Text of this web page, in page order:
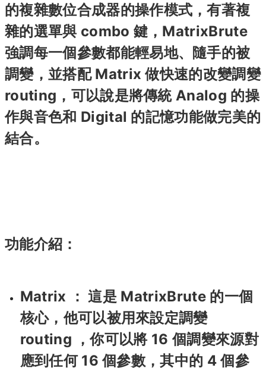
的複雜數位合成器的操作模式，有著複
雜的選單與 combo 鍵，MatrixBrute
強調每一個參數都能輕易地、隨手的被
調變，並搭配 Matrix 做快速的改變調變
routing，可以說是將傳統 Analog 的操
作與音色和 Digital 的記憶功能做完美的
結合。
功能介紹：
Matrix ： 這是 MatrixBrute 的一個
核心，他可以被用來設定調變
routing ，你可以將 16 個調變來源對
應到任何 16 個參數，其中的 4 個參